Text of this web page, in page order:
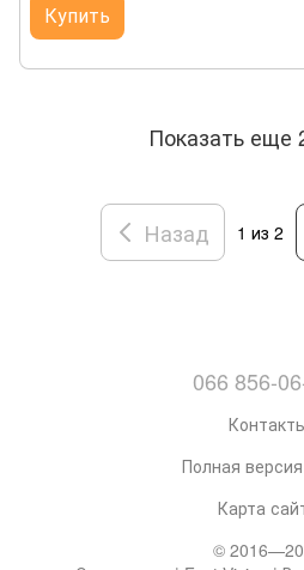
Купить
Показать еще
Назад 1 из 2
066 856-
Полная
Карта
©